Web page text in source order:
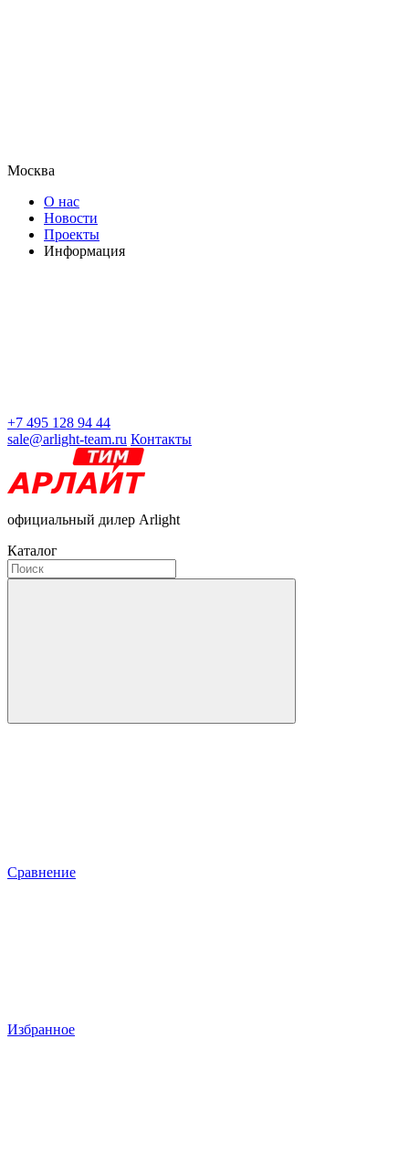
Москва
О нас
Новости
Проекты
Информация
+7 495 128 94 44
sale@arlight-team.ru Контакты
официальный дилер Arlight
Каталог
Сравнение
Избранное